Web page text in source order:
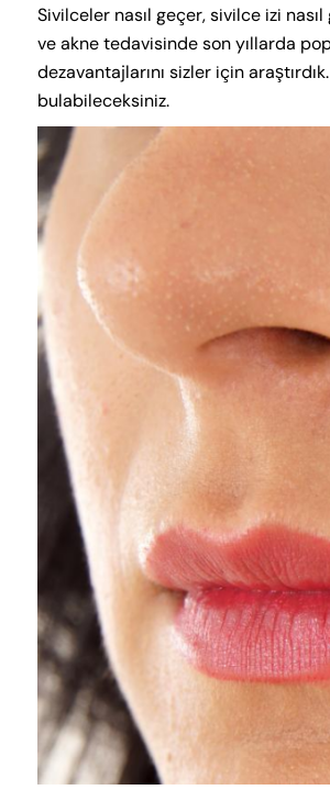
Sivilceler nasıl geçer, sivilce izi
ve akne tedavisinde son yıllarda
dezavantajlarını sizler için
bulabileceksiniz.